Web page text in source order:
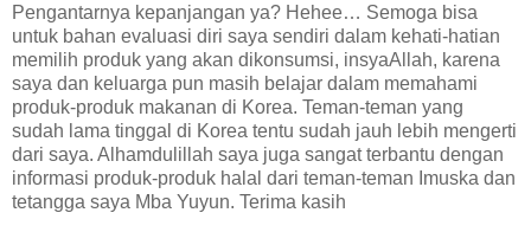
Pengantarnya kepanjangan ya? Hehee… Semoga bisa
untuk bahan evaluasi diri saya sendiri dalam kehati-hatian
memilih produk yang akan dikonsumsi, insyaAllah, karena
saya dan keluarga pun masih belajar dalam memahami
produk-produk makanan di Korea. Teman-teman yang
sudah lama tinggal di Korea tentu sudah jauh lebih mengerti
dari saya. Alhamdulillah saya juga sangat terbantu dengan
informasi produk-produk halal dari teman-teman Imuska dan
tetangga saya Mba Yuyun. Terima kasih